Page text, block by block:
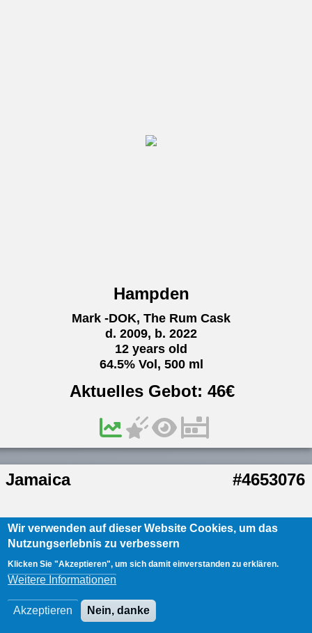
Hampden
Mark -DOK, The Rum Cask
d. 2009, b. 2022
12 years old
64.5% Vol, 500 ml
Aktuelles Gebot:46€
Jamaica #4653076
Wir verwenden auf dieser Website Cookies, um das
Nutzungserlebnis zu verbessern
Klicken Sie "Akzeptieren", um sich damit einverstanden zu erklären.
Weitere Informationen
Akzeptieren Nein, danke